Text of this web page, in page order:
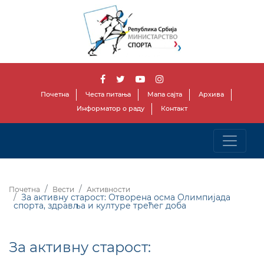
Почетна Честа питања Мапа сајта
Архива
Информатор о раду
Контакт
Почетна Вести Активности
За активну старост: Отворена осма Олимпијада
спорта, здравља и културе трећег доба
За активну старост: